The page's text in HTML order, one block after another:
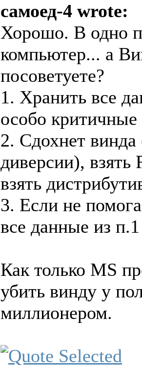
самоед-4 wrote:
Хорошо. В одно
компьютер... а
посоветуете?
1. Хранить все
особо
2. Сдохнет винда
диверсии), взять
взять
3. Если не
все данные из п.1
Как только MS
убить винду у
миллионером.